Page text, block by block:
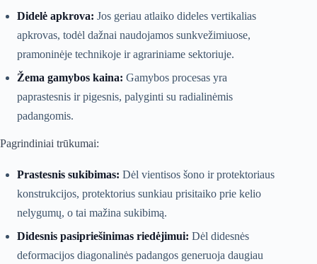
Didelė apkrova: Jos geriau atlaiko dideles vertikalias
apkrovas, todėl dažnai naudojamos sunkvežimiuose,
pramoninėje technikoje ir agrariniame sektoriuje.
Žema gamybos kaina: Gamybos procesas yra
paprastesnis ir pigesnis, palyginti su radialinėmis
padangomis.
Pagrindiniai trūkumai:
Prastesnis sukibimas: Dėl vientisos šono ir protektoriaus
konstrukcijos, protektorius sunkiau prisitaiko prie kelio
nelygumų, o tai mažina sukibimą.
Didesnis pasipriešinimas riedėjimui: Dėl didesnės
deformacijos diagonalinės padangos generuoja daugiau